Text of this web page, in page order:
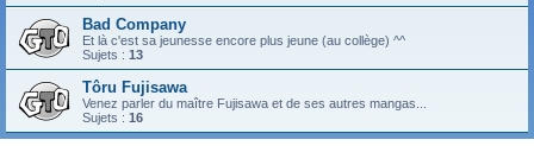
Bad Company
Et là c'est sa jeunesse encore plus jeune (au collège) ^^
Sujets : 13
Tôru Fujisawa
Venez parler du maître Fujisawa et de ses autres mangas...
Sujets : 16